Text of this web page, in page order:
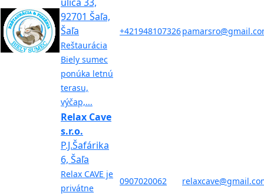
ulica 33,
92701 Šaľa,
Šaľa
Reštaurácia
Biely sumec
ponúka letnú
terasu,
výčap,...
+421948107326
Relax Cave
s.r.o.
P.J.Šafárika
6, Šaľa
Relax CAVE je
privátne
0907020062